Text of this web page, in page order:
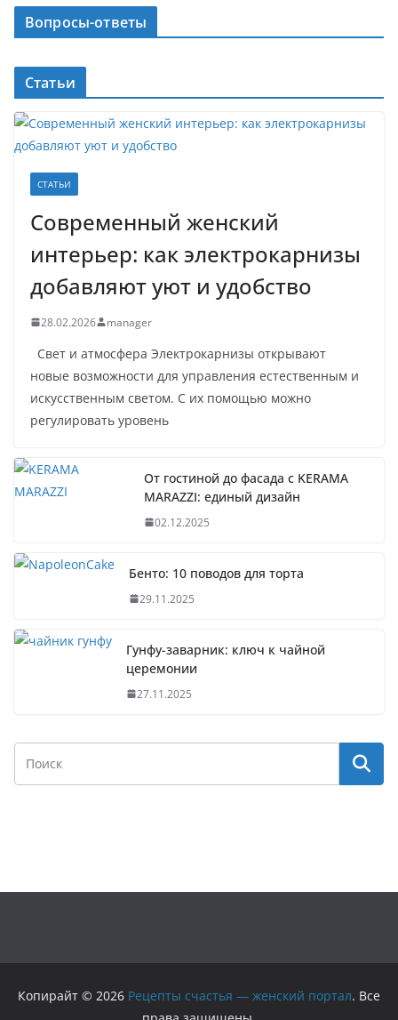
Вопросы-ответы
Статьи
СТАТЬИ
Современный женский
интерьер: как электрокарнизы
добавляют уют и удобство
28.02.2026 manager
Свет и атмосфера Электрокарнизы открывают
новые возможности для управления естественным и
искусственным светом. С их помощью можно
регулировать уровень
От гостиной до фасада с KERAMA
MARAZZI: единый дизайн
02.12.2025
Бенто: 10 поводов для торта
29.11.2025
Гунфу-заварник: ключ к чайной
церемонии
27.11.2025
Копирайт © 2026 Рецепты счастья — женский портал. Все